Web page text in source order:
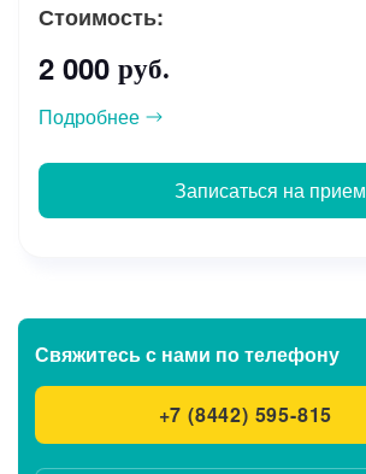
Стоимость:
2 000 руб.
Подробнее
Записаться на прием
Свяжитесь с нами по телефону
+7 (8442) 595-815